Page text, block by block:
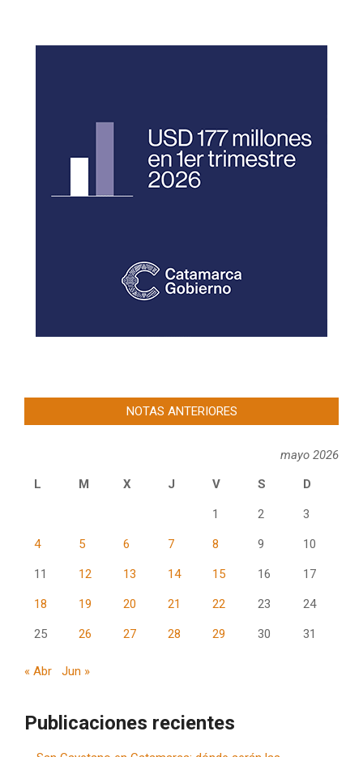
NOTAS ANTERIORES
mayo 2026
L
M X J V S D
1 2 3
4 5 6 7 8 9 10
11 12 13 14 15 16 17
18 19 20 21 22 23 24
25 26 27 28 29 30 31
« Abr Jun »
Publicaciones recientes